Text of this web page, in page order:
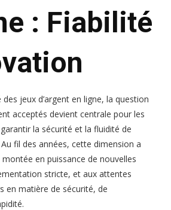
: Fiabilité
des jeux d’argent en ligne, la question
acceptés devient centrale pour les
la sécurité et la fluidité de
fil des années, cette dimension a
en puissance de nouvelles
stricte, et aux attentes
en matière de sécurité, de